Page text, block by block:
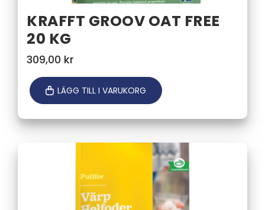
KRAFFT GROOV OAT FREE
20 KG
309,00 kr
LÄGG TILL I VARUKORG